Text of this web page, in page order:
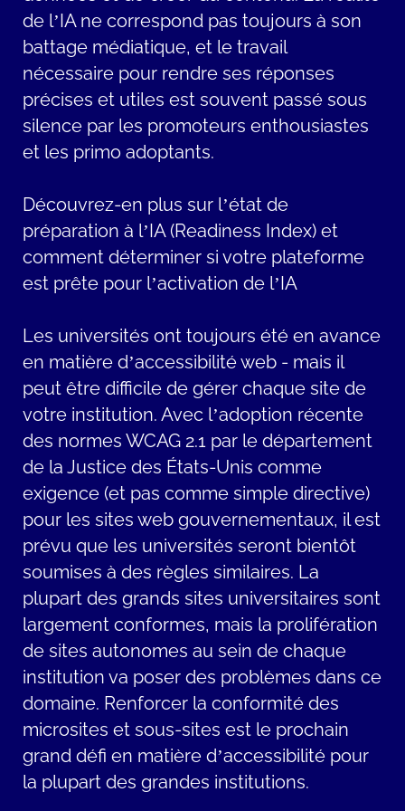
de l’IA ne correspond pas toujours à son
battage médiatique, et le travail
nécessaire pour rendre ses réponses
précises et utiles est souvent passé sous
silence par les promoteurs enthousiastes
et les primo adoptants.
Découvrez-en plus sur l’état de
préparation à l’IA (Readiness Index) et
comment déterminer si votre plateforme
est prête pour l’activation de l’IA
Les universités ont toujours été en avance
en matière d’accessibilité web - mais il
peut être difficile de gérer chaque site de
votre institution. Avec l’adoption récente
des normes WCAG 2.1 par le département
de la Justice des États-Unis comme
exigence (et pas comme simple directive)
pour les sites web gouvernementaux, il est
prévu que les universités seront bientôt
soumises à des règles similaires. La
plupart des grands sites universitaires sont
largement conformes, mais la prolifération
de sites autonomes au sein de chaque
institution va poser des problèmes dans ce
domaine. Renforcer la conformité des
microsites et sous-sites est le prochain
grand défi en matière d’accessibilité pour
la plupart des grandes institutions.